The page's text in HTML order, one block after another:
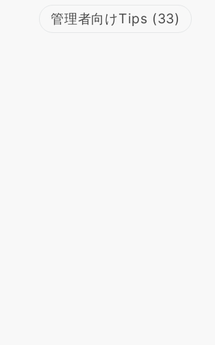
管理者向けTips (33)